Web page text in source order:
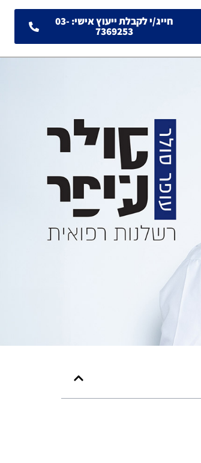
חייג/י לקבלת ייעוץ אישי: 03-
7369253